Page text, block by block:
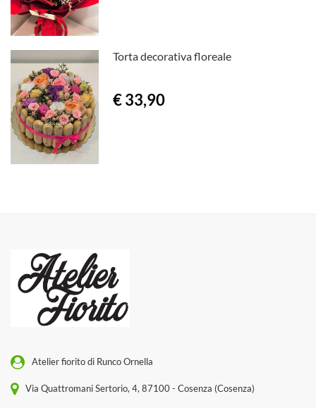
Torta decorativa floreale
€ 33,90
Atelier fiorito di Runco Ornella
Via Quattromani Sertorio, 4, 87100 - Cosenza (Cosenza)